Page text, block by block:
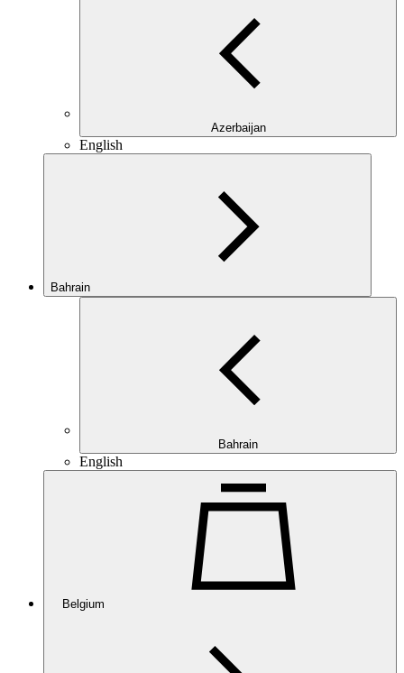
Azerbaijan
English
Bahrain
Bahrain
English
Belgium